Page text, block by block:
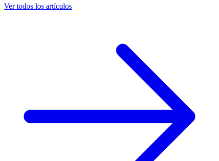
Ver todos los artículos